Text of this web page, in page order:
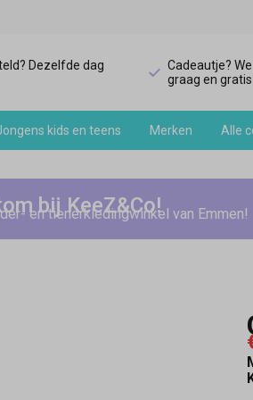
Dezelfde dag
Cadeautje?
graag en
kids en teens Merken Alle
bij KeeZ&Co!
en tienerkledingwinkel van Emmen!